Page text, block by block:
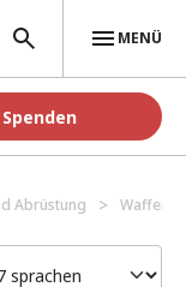
MENÜ
Spenden
Abrüstung Waffen